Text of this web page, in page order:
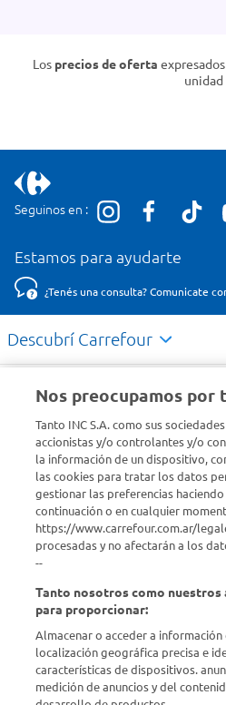
Los precios de oferta
unidad
Seguinos en :
Estamos para ayudarte
¿Tenés una consulta? Comunicate
Descubrí Carrefour
Conocenos
Info útil
Comprá Online
Enterate de nuestras
Dejanos tu mail para recibir todas las
Nos preocupamos por
Tanto INC S.A. como sus
accionistas y/o controlantes y/o
la información de un dispositivo,
las cookies para tratar los datos
gestionar las preferencias
continuación o en cualquier
https://www.carrefour.com.ar/
procesadas y no afectarán a los
--
Tanto nosotros como
para proporcionar:
Almacenar o acceder a
localización geográfica precisa e
características de dispositivos.
medición de anuncios y del